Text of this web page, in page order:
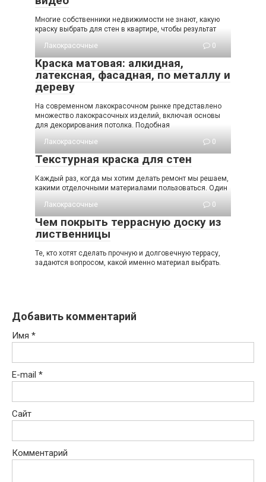
Многие собственники недвижимости не знают, какую
краску выбрать для стен в квартире, чтобы результат
Лакокрасочные
0
Краска матовая: алкидная,
латексная, фасадная, по металлу и
дереву
На современном лакокрасочном рынке представлено
множество лакокрасочных изделий, включая основы
для декорирования потолка. Подобная
Лакокрасочные
0
Текстурная краска для стен
Каждый раз, когда мы хотим делать ремонт мы решаем,
какими отделочными материалами пользоваться. Один
Лакокрасочные
0
Чем покрыть террасную доску из
лиственницы
Те, кто хотят сделать прочную и долговечную террасу,
задаются вопросом, какой именно материал выбрать.
Добавить комментарий
Имя *
E-mail *
Сайт
Комментарий